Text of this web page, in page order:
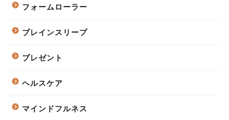
フォームローラー
ブレインスリープ
プレゼント
ヘルスケア
マインドフルネス